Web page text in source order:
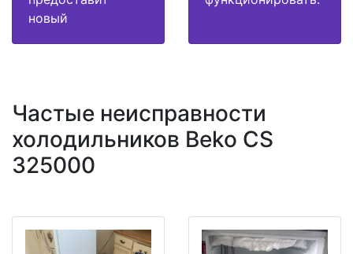
новый
Частые неисправности
холодильников Beko CS
325000